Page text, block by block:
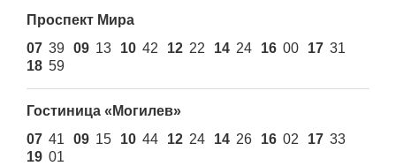
Проспект Мира
07 39 09 13 10 42 12 22 14 24 16 00 17 31
18 59
Гостиница «Могилев»
07 41 09 15 10 44 12 24 14 26 16 02 17 33
19 01